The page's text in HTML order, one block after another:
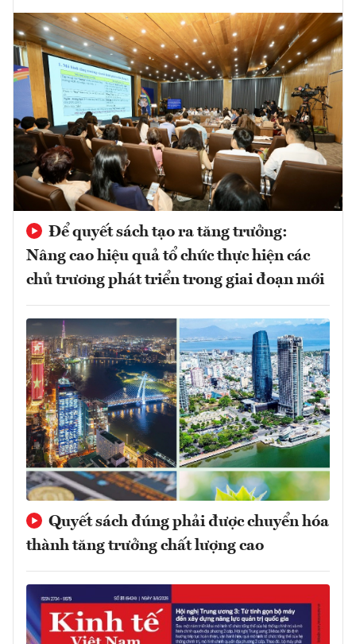
Để quyết sách tạo ra tăng trưởng:
Nâng cao hiệu quả tổ chức thực hiện các
chủ trương phát triển trong giai đoạn mới
Quyết sách đúng phải được chuyển hóa
thành tăng trưởng chất lượng cao